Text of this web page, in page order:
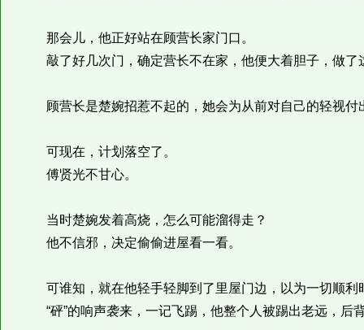
那会儿，他正好站在顾营长家门口。
敲了好几次门，确定营长不在家，他便大着胆子，做了
顾营长是楚婉招惹不起的，她会为从前对自己的轻视付
可现在，计划落空了。
傅贤光不甘心。
当时楚婉发着高烧，怎么可能溜得走？
他不信邪，决定偷偷进屋看一看。
可谁知，就在他轻手轻脚到了里屋门边，以为一切顺利
“砰”的响声袭来，一记飞踢，他整个人被踢出老远，后